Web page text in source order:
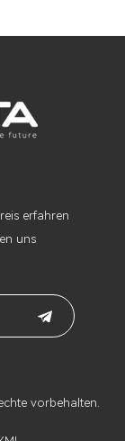
erfahren
uns
vorbehalten.